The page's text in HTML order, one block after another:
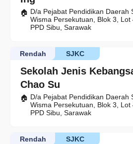
D/a Pejabat Pendidikan Daerah
Wisma Persekutuan, Blok 3, Lot
PPD Sibu, Sarawak
Sekolah Jenis
Chao Su
SJKC
Rendah
D/a Pejabat Pendidikan Daerah
Wisma Persekutuan, Blok 3, Lot
PPD Sibu, Sarawak
SJKC
Rendah